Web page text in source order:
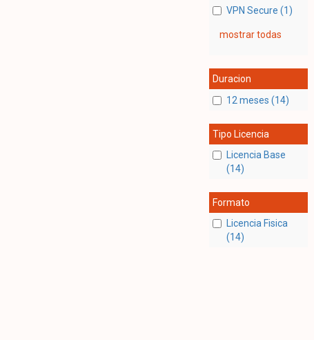
VPN Secure (1)
mostrar todas
Duracion
12 meses (14)
Tipo Licencia
Licencia Base
(14)
Formato
Licencia Fisica
(14)